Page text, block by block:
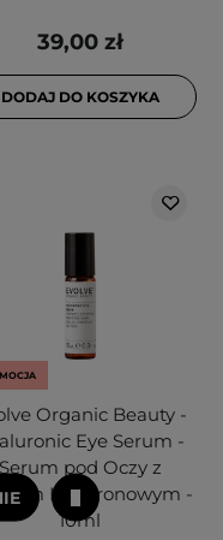
39,00 zł
DODAJ DO KOSZYKA
Organic Beauty -
Eye Serum -
pod Oczy z
Hialuronowym -
10ml